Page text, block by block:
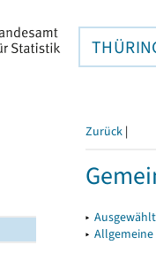
Zurück |
▸
▸